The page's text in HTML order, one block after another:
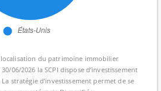
du patrimoine immobilier
06/2026 la SCPI dispose d’investissement
stratégie d’investissement permet de se